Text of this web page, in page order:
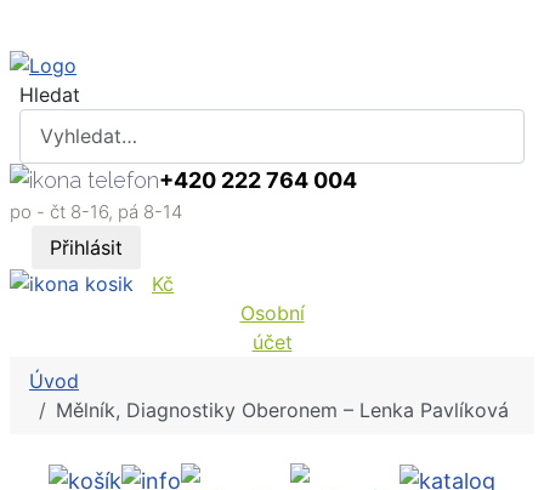
Hledat
+420 222 764 004
po - čt 8-16, pá 8-14
Přihlásit
Kč
Osobní
účet
Úvod
Mělník, Diagnostiky Oberonem – Lenka Pavlíková